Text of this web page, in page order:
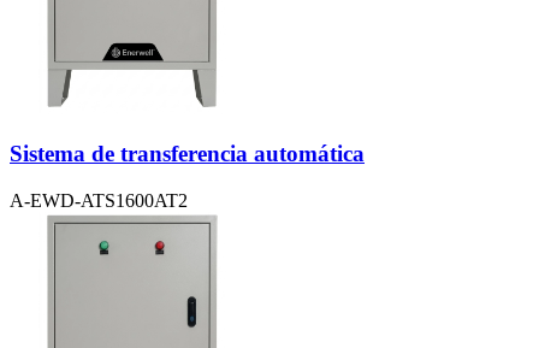
Sistema de transferencia automática
A-EWD-ATS1600AT2